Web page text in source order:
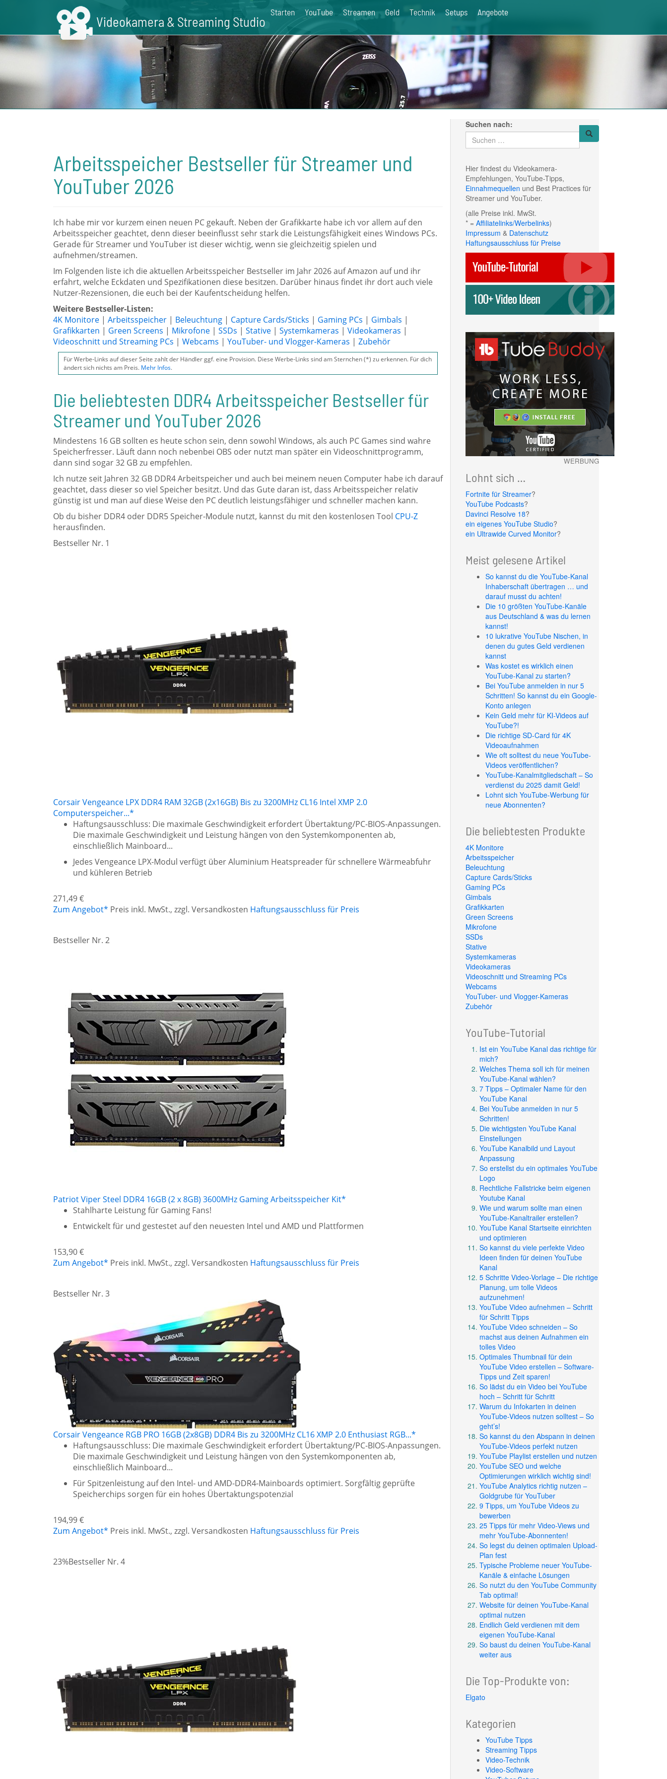
content
Videokamera & Streaming Studio
Starten YouTube Streamen Geld Technik Setups Angebote
Arbeitsspeicher Bestseller für Streamer und
YouTuber 2026
Ich habe mir vor kurzem einen neuen PC gekauft. Neben der Grafikkarte habe ich vor allem auf den
Arbeitsspeicher geachtet, denn dieser beeinflusst sehr stark die Leistungsfähigkeit eines Windows PCs.
Gerade für Streamer und YouTuber ist dieser wichtig, wenn sie gleichzeitig spielen und
aufnehmen/streamen.
Im Folgenden liste ich die aktuellen Arbeitsspeicher Bestseller im Jahr 2026 auf Amazon auf und ihr
erfahrt, welche Eckdaten und Spezifikationen diese besitzen. Darüber hinaus findet ihr dort auch viele
Nutzer-Rezensionen, die euch bei der Kaufentscheidung helfen.
Weitere Bestseller-Listen:
4K Monitore | Arbeitsspeicher | Beleuchtung | Capture Cards/Sticks | Gaming PCs | Gimbals |
Grafikkarten | Green Screens | Mikrofone | SSDs | Stative | Systemkameras | Videokameras |
Videoschnitt und Streaming PCs | Webcams | YouTuber- und Vlogger-Kameras | Zubehör
Für Werbe-Links auf dieser Seite zahlt der Händler ggf. eine Provision. Diese Werbe-Links sind am Sternchen (*) zu erkennen. Für dich
ändert sich nichts am Preis. Mehr Infos.
Die beliebtesten DDR4 Arbeitsspeicher Bestseller für
Streamer und YouTuber 2026
Mindestens 16 GB sollten es heute schon sein, denn sowohl Windows, als auch PC Games sind wahre
Speicherfresser. Läuft dann noch nebenbei OBS oder nutzt man später ein Videoschnittprogramm,
dann sind sogar 32 GB zu empfehlen.
Ich nutze seit Jahren 32 GB DDR4 Arbeitspeicher und auch bei meinem neuen Computer habe ich darauf
geachtet, dass dieser so viel Speicher besitzt. Und das Gute daran ist, dass Arbeitsspeicher relativ
günstig ist und man auf diese Weise den PC deutlich leistungsfähiger und schneller machen kann.
Ob du bisher DDR4 oder DDR5 Speicher-Module nutzt, kannst du mit den kostenlosen Tool CPU-Z
herausfinden.
Bestseller Nr. 1
Corsair Vengeance LPX DDR4 RAM 32GB (2x16GB) Bis zu 3200MHz CL16 Intel XMP 2.0
Computerspeicher...*
Haftungsausschluss: Die maximale Geschwindigkeit erfordert Übertaktung/PC-BIOS-Anpassungen.
Die maximale Geschwindigkeit und Leistung hängen von den Systemkomponenten ab,
einschließlich Mainboard...
Jedes Vengeance LPX-Modul verfügt über Aluminium Heatspreader für schnellere Wärmeabfuhr
und kühleren Betrieb
271,49 €
Zum Angebot* Preis inkl. MwSt., zzgl. Versandkosten Haftungsausschluss für Preis
Bestseller Nr. 2
Patriot Viper Steel DDR4 16GB (2 x 8GB) 3600MHz Gaming Arbeitsspeicher Kit*
Stahlharte Leistung für Gaming Fans!
Entwickelt für und gestestet auf den neuesten Intel und AMD und Plattformen
153,90 €
Zum Angebot* Preis inkl. MwSt., zzgl. Versandkosten Haftungsausschluss für Preis
Bestseller Nr. 3
Corsair Vengeance RGB PRO 16GB (2x8GB) DDR4 Bis zu 3200MHz CL16 XMP 2.0 Enthusiast RGB...*
Haftungsausschluss: Die maximale Geschwindigkeit erfordert Übertaktung/PC-BIOS-Anpassungen.
Die maximale Geschwindigkeit und Leistung hängen von den Systemkomponenten ab,
einschließlich Mainboard...
Für Spitzenleistung auf den Intel- und AMD-DDR4-Mainboards optimiert. Sorgfältig geprüfte
Speicherchips sorgen für ein hohes Übertaktungspotenzial
194,99 €
Zum Angebot* Preis inkl. MwSt., zzgl. Versandkosten Haftungsausschluss für Preis
23%Bestseller Nr. 4
Suchen nach:
Hier findest du Videokamera-
Empfehlungen, YouTube-Tipps,
Einnahmequellen und Best Practices für
Streamer und YouTuber.
(alle Preise inkl. MwSt.
* = Affiliatelinks/Werbelinks)
Impressum & Datenschutz
Haftungsausschluss für Preise
WERBUNG
Lohnt sich …
Fortnite für Streamer?
YouTube Podcasts?
Davinci Resolve 18?
ein eigenes YouTube Studio?
ein Ultrawide Curved Monitor?
Meist gelesene Artikel
So kannst du die YouTube-Kanal
Inhaberschaft übertragen … und
darauf musst du achten!
Die 10 größten YouTube-Kanäle
aus Deutschland & was du lernen
kannst!
10 lukrative YouTube Nischen, in
denen du gutes Geld verdienen
kannst
Was kostet es wirklich einen
YouTube-Kanal zu starten?
Bei YouTube anmelden in nur 5
Schritten! So kannst du ein Google-
Konto anlegen
Kein Geld mehr für KI-Videos auf
YouTube?!
Die richtige SD-Card für 4K
Videoaufnahmen
Wie oft solltest du neue YouTube-
Videos veröffentlichen?
YouTube-Kanalmitgliedschaft – So
verdienst du 2025 damit Geld!
Lohnt sich YouTube-Werbung für
neue Abonnenten?
Die beliebtesten Produkte
4K Monitore
Arbeitsspeicher
Beleuchtung
Capture Cards/Sticks
Gaming PCs
Gimbals
Grafikkarten
Green Screens
Mikrofone
SSDs
Stative
Systemkameras
Videokameras
Videoschnitt und Streaming PCs
Webcams
YouTuber- und Vlogger-Kameras
Zubehör
YouTube-Tutorial
Ist ein YouTube Kanal das richtige für
mich?
Welches Thema soll ich für meinen
YouTube-Kanal wählen?
7 Tipps – Optimaler Name für den
YouTube Kanal
Bei YouTube anmelden in nur 5
Schritten!
Die wichtigsten YouTube Kanal
Einstellungen
YouTube Kanalbild und Layout
Anpassung
So erstellst du ein optimales YouTube
Logo
Rechtliche Fallstricke beim eigenen
Youtube Kanal
Wie und warum sollte man einen
YouTube-Kanaltrailer erstellen?
YouTube Kanal Startseite einrichten
und optimieren
So kannst du viele perfekte Video
Ideen finden für deinen YouTube
Kanal
5 Schritte Video-Vorlage – Die richtige
Planung, um tolle Videos
aufzunehmen!
YouTube Video aufnehmen – Schritt
für Schritt Tipps
YouTube Video schneiden – So
machst aus deinen Aufnahmen ein
tolles Video
Optimales Thumbnail für dein
YouTube Video erstellen – Software-
Tipps und Zeit sparen!
So lädst du ein Video bei YouTube
hoch – Schritt für Schritt
Warum du Infokarten in deinen
YouTube-Videos nutzen solltest – So
geht’s!
So kannst du den Abspann in deinen
YouTube-Videos perfekt nutzen
YouTube Playlist erstellen und nutzen
YouTube SEO und welche
Optimierungen wirklich wichtig sind!
YouTube Analytics richtig nutzen –
Goldgrube für YouTuber
9 Tipps, um YouTube Videos zu
bewerben
25 Tipps für mehr Video-Views und
mehr YouTube-Abonnenten!
So legst du deinen optimalen Upload-
Plan fest
Typische Probleme neuer YouTube-
Kanäle & einfache Lösungen
So nutzt du den YouTube Community
Tab optimal!
Website für deinen YouTube-Kanal
optimal nutzen
Endlich Geld verdienen mit dem
eigenen YouTube-Kanal
So baust du deinen YouTube-Kanal
weiter aus
Die Top-Produkte von:
Elgato
Kategorien
YouTube Tipps
Streaming Tipps
Video-Technik
Video-Software